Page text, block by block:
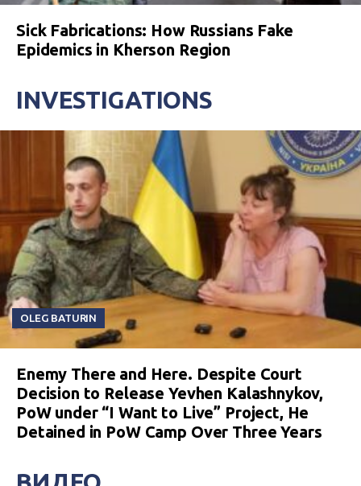
Sick Fabrications: How Russians Fake
Epidemics in Kherson Region
INVESTIGATIONS
OLEG BATURIN
Enemy There and Here. Despite Court
Decision to Release Yevhen Kalashnykov,
PoW under “I Want to Live” Project, He
Detained in PoW Camp Over Three Years